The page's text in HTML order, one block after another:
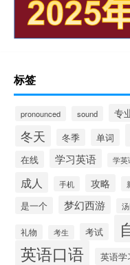
标签
pronounced sound 专
冬天 冬季 单词
在线 学习英语 学英
成人 手机 攻略
是一个
梦幻西游
礼物 考生 考试
英语口语 英语学